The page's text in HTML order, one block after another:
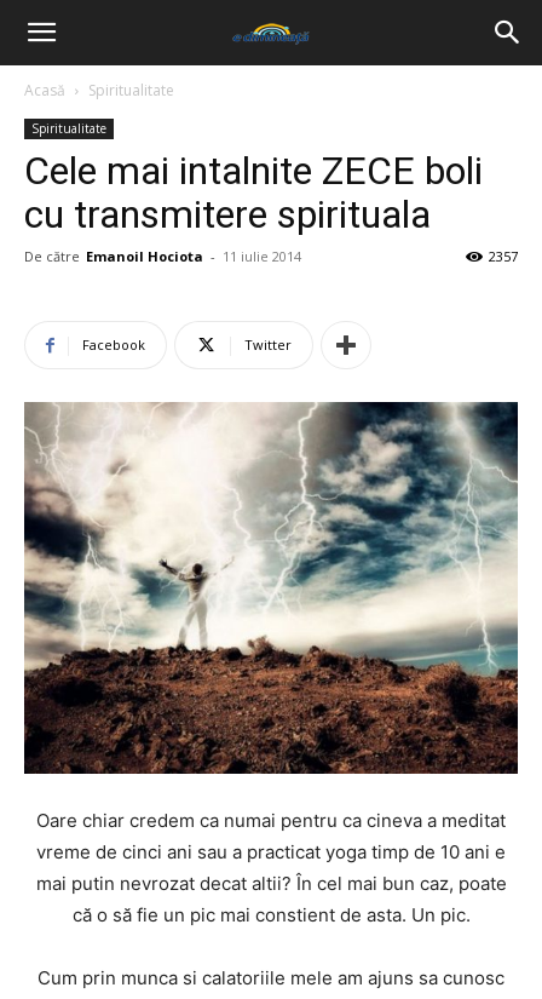
Acasă Spiritualitate
Spiritualitate
Cele mai intalnite ZECE boli
cu transmitere spirituala
De către Emanoil Hociota - 11 iulie 2014 2357
Facebook Twitter
Oare chiar credem ca numai pentru ca cineva a meditat
vreme de cinci ani sau a practicat yoga timp de 10 ani e
mai putin nevrozat decat altii? În cel mai bun caz, poate
că o să fie un pic mai constient de asta. Un pic.
Cum prin munca si calatoriile mele am ajuns sa cunosc